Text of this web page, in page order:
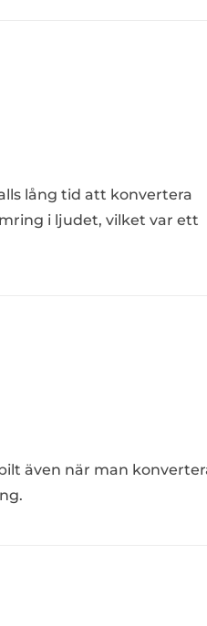
lång tid att konvertera
i ljudet, vilket var ett
även när man